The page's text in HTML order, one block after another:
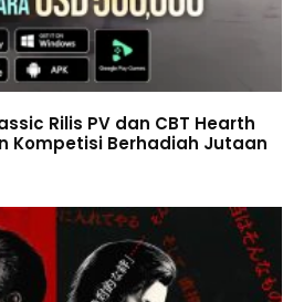
Rilis PV dan CBT Hearth
Kompetisi Berhadiah Jutaan